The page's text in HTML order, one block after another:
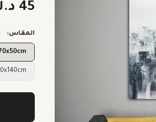
45 د.ك
المقاس:
70x50cm
200x140cm